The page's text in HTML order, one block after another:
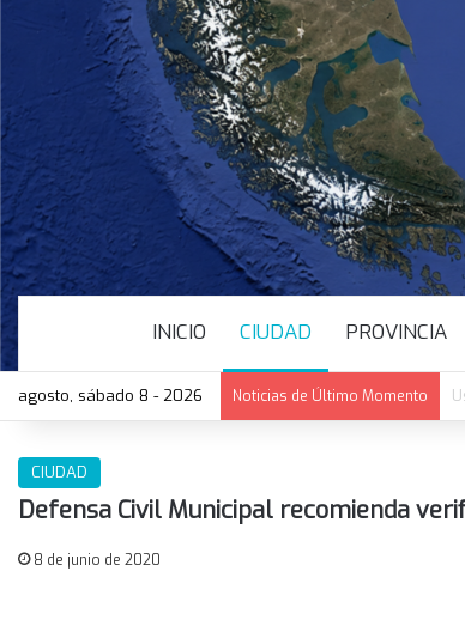
INICIO CIUDAD PROVINCIA
agosto, sábado 8 - 2026 Noticias de Último Momento
CIUDAD
Defensa Civil Municipal recomienda
8 de junio de 2020